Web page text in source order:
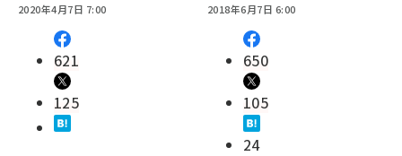
2020年4月7日 7:00
621
125
2018年6月7日 6:00
650
105
24